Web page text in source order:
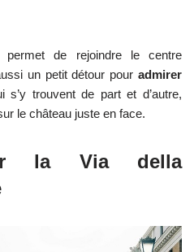
de rejoindre le centre
un petit détour pour admirer
s’y trouvent de part et d’autre,
le château juste en face.
la Via della